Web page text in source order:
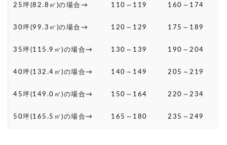
25坪(82.8㎡)の場合→ 110～119 160～174
30坪(99.3㎡)の場合→ 120～129 175～189
35坪(115.9㎡)の場合→ 130～139 190～204
40坪(132.4㎡)の場合→ 140～149 205～219
45坪(149.0㎡)の場合→ 150～164 220～234
50坪(165.5㎡)の場合→ 165～180 235～249